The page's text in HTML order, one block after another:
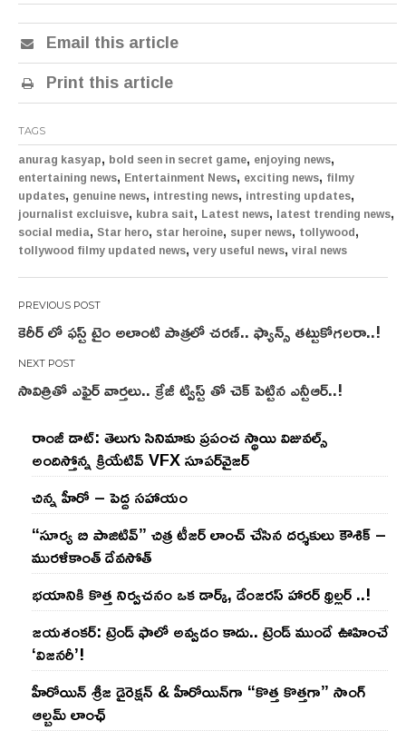
Email this article
Print this article
TAGS
anurag kasyap, bold seen in secret game, enjoying news,
entertaining news, Entertainment News, exciting news, filmy
updates, genuine news, intresting news, intresting updates,
journalist excluisve, kubra sait, Latest news, latest trending news,
social media, Star hero, star heroine, super news, tollywood,
tollywood filmy updated news, very useful news, viral news
Post
navigation
కెరీర్ లో ఫస్ట్ టైం అలాంటి పాత్రలో చరణ్.. ఫ్యాన్స్ తట్టుకోగలరా..!
సావిత్రితో ఎఫైర్ వార్తలు.. క్రేజీ ట్విస్ట్ తో చెక్ పెట్టిన ఎన్టీఆర్..!
రాంజీ డాట్: తెలుగు సినిమాకు ప్రపంచ స్థాయి విజువల్స్
అందిస్తోన్న క్రియేటివ్ VFX సూపర్‌వైజర్
చిన్న హీరో – పెద్ద సహాయం
“సూర్య బి పాజిటివ్” చిత్ర టీజర్ లాంచ్ చేసిన‌ దర్శకులు కౌశిక్ –
మురళీకాంత్ దేవసోత్
భయానికి కొత్త నిర్వచనం ఒక డార్క్, డేంజరస్ హారర్ థ్రిల్లర్ ..!
జయశంకర్: ట్రెండ్‌ ఫాలో అవ్వడం కాదు.. ట్రెండ్‌ ముందే ఊహించే
‘విజనరీ’!
హీరోయిన్ శ్రీజ డైరెక్ష‌న్ & హీరోయిన్‌గా “కొత్త కొత్తగా” సాంగ్
ఆల్బమ్ లాంఛ్